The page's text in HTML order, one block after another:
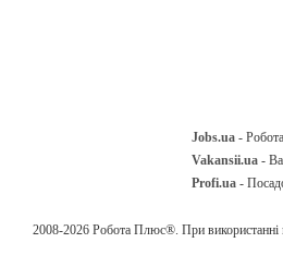
Jobs.ua -
Vakansii.ua -
Profi.ua -
2008-2026 Робота Плюс®. При використанні